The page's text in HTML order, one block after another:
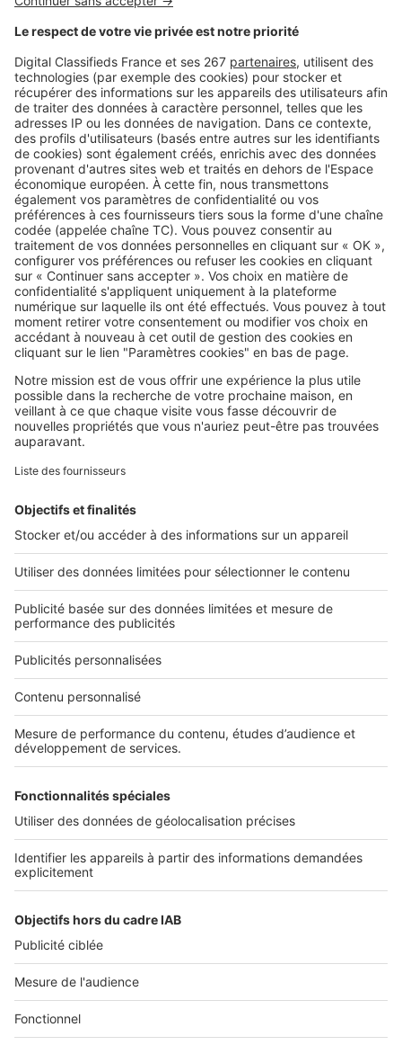
Image
Les moucherons détestent l’odeur
de cette plante pourtant très
appréciée en cuisine
Image
Conseils d'experts
Frigo : ce simple nettoyage oublié
peut faire chuter votre facture
d’électricité
SeLoger c'est aussi
Retrouvez-nous sur ...
L'ENTREPRISE
Nous contacter
Nous recrutons
NOS APPLICATIONS
Découvrez nos applications
Tous nos services pro
Accès client
À DÉCOUVRIR
Annuaire des professionnels
Tout l'immobilier
Toutes les villes
Tous les départements
Toutes les régions